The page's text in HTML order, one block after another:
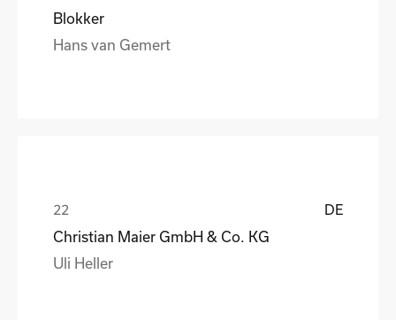
Blokker
Hans van Gemert
DE
Christian Maier GmbH & Co. KG
Uli Heller